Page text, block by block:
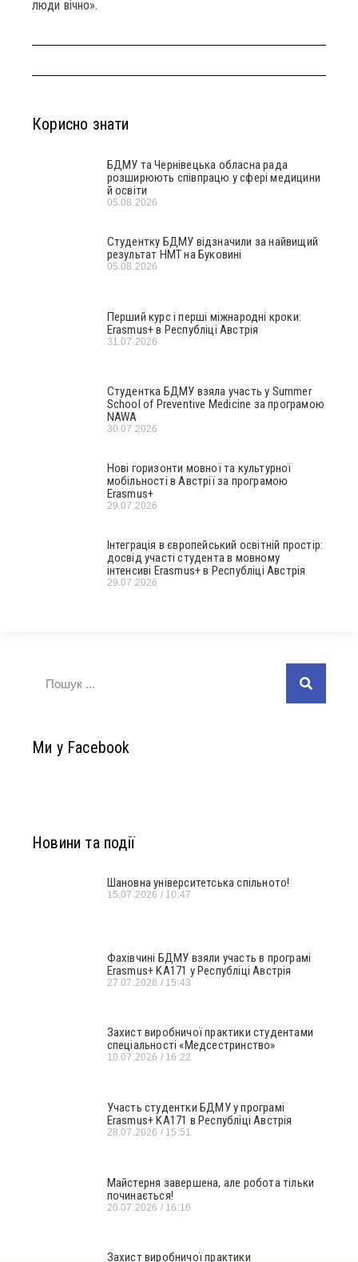
люди вічно».
Корисно знати
БДМУ та Чернівецька обласна рада
розширюють співпрацю у сфері медицини
й освіти
05.08.2026
Студентку БДМУ відзначили за найвищий
результат НМТ на Буковині
05.08.2026
Перший курс і перші міжнародні кроки:
Erasmus+ в Республіці Австрія
31.07.2026
Студентка БДМУ взяла участь у Summer
School of Preventive Medicine за програмою
NAWA
30.07.2026
Нові горизонти мовної та культурної
мобільності в Австрії за програмою
Erasmus+
29.07.2026
Інтеграція в європейський освітній простір:
досвід участі студента в мовному
інтенсиві Erasmus+ в Республіці Австрія
29.07.2026
Ми у Facebook
Новини та події
Шановна університетська спільното!
15.07.2026 10:47
Фахівчині БДМУ взяли участь в програмі
Erasmus+ KA171 у Республіці Австрія
27.07.2026 15:43
Захист виробничої практики студентами
спеціальності «Медсестринство»
10.07.2026 16:22
Участь студентки БДМУ у програмі
Erasmus+ KA171 в Республіці Австрія
28.07.2026 15:51
Майстерня завершена, але робота тільки
починається!
20.07.2026 16:16
Захист виробничої практики